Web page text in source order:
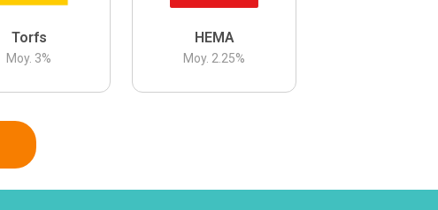
Torfs
Moy. 3%
HEMA
Moy. 2.25%